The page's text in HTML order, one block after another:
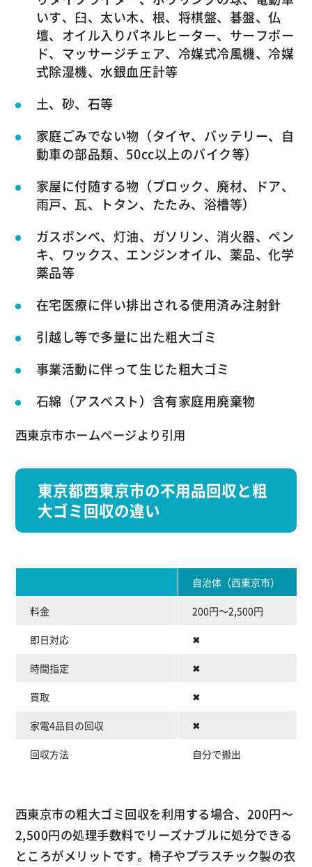
いす、臼、太い木、根、将棋盤、碁盤、仏
壇、オイル入りパネルヒーター、サーフボー
ド、マッサージチェア、冷媒式冷風機、冷媒
式除湿機、水銀血圧計等
土、砂、石等
家庭ごみでない物（タイヤ、バッテリー、自
動車の部品類、50cc以上のバイク等）
家屋に付随する物（ブロック、廃材、ドア、
雨戸、瓦、トタン、たたみ、浴槽等）
ガスボンベ、灯油、ガソリン、消火器、ペン
キ、ワックス、エンジンオイル、薬品、化学
薬品等
在宅医療に伴い排出される使用済み注射針
引越し等で多量に出た粗大ゴミ
事業活動に伴って生じた粗大ゴミ
石綿（アスベスト）含有家庭用廃棄物
西東京市ホームページより引用
東京都西東京市の不用品回収と粗
大ゴミ回収の違い
自治体（西東京市）
料金 200円～2,500円
即日対応 ✖
時間指定 ✖
買取 ✖
家電4品目の回収 ✖
回収方法 自分で搬出
西東京市の粗大ゴミ回収を利用する場合、200円〜
2,500円の処理手数料でリーズナブルに処分できる
ところがメリットです。椅子やプラスチック製の衣